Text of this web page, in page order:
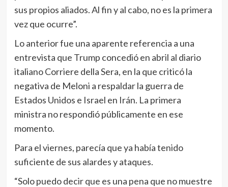
sus propios aliados. Al fin y al cabo, no es la primera
vez que ocurre”.
Lo anterior fue una aparente referencia a una
entrevista que Trump concedió en abril al diario
italiano Corriere della Sera, en la que criticó la
negativa de Meloni a respaldar la guerra de
Estados Unidos e Israel en Irán. La primera
ministra no respondió públicamente en ese
momento.
Para el viernes, parecía que ya había tenido
suficiente de sus alardes y ataques.
“Solo puedo decir que es una pena que no muestre